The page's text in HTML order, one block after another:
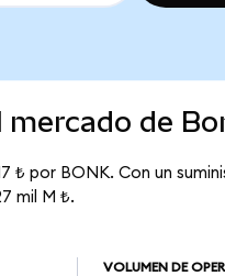
de
₺ por BONK. Con un
mil M ₺.
VOLUMEN DE